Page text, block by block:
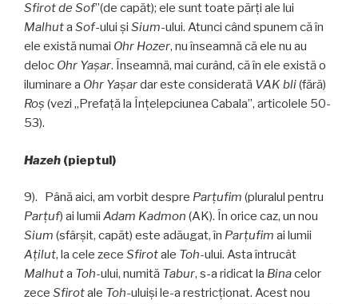
Sfirot de Sof”(de capăt); ele sunt toate părți ale lui
Malhuta Sof-ului și Sium-ului. Atunci când spunem că în
ele există numai Ohr Hozer, nu înseamnă că ele nu au
deloc Ohr Yaşar. Înseamnă, mai curând, că în ele există o
iluminare a Ohr Yaşardar este considerată VAKbli(fără)
Roş (vezi „Prefaţă la Înțelepciunea Cabala”, articolele 50-
53).
Hazeh (pieptul)
9). Până aici, am vorbit despre Parţufim (pluralul pentru
Parţuf) ai lumii Adam Kadmon (AK). În orice caz, un nou
Sium (sfârșit, capăt) este adăugat, în Parţufim ai lumii
Aţilut, la cele zece Sfirotale Toh-ului. Asta întrucât
Malhuta Toh-ului, numită Tabur, s-a ridicat la Binacelor
zece Sfirotale Toh-uluiși le-a restricţionat. Acest nou